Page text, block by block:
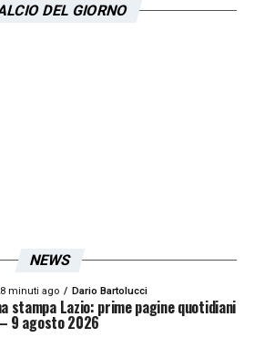
DEL GIORNO
NEWS
minuti ago Dario Bartolucci
stampa Lazio: prime pagine quotidiani
9 agosto 2026